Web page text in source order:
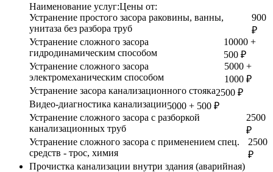
Наименование услуг:Цены от:
Устранение простого засора раковины, ванны,
унитаза без разбора труб
900
₽
Устранение сложного засора
гидродинамическим способом
10000 +
500 ₽
Устранение сложного засора
электромеханическим способом
5000 +
1000 ₽
Устранение засора канализационного стояка2500 ₽
Видео-диагностика канализации5000 + 500 ₽
Устранение сложного засора с разборкой
канализационных труб
2500
₽
Устранение сложного засора с применением спец.
средств - трос, химия
2500
₽
Прочистка канализации внутри здания (аварийная)